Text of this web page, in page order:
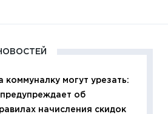
коммуналку могут урезать:
об
начисления скидок